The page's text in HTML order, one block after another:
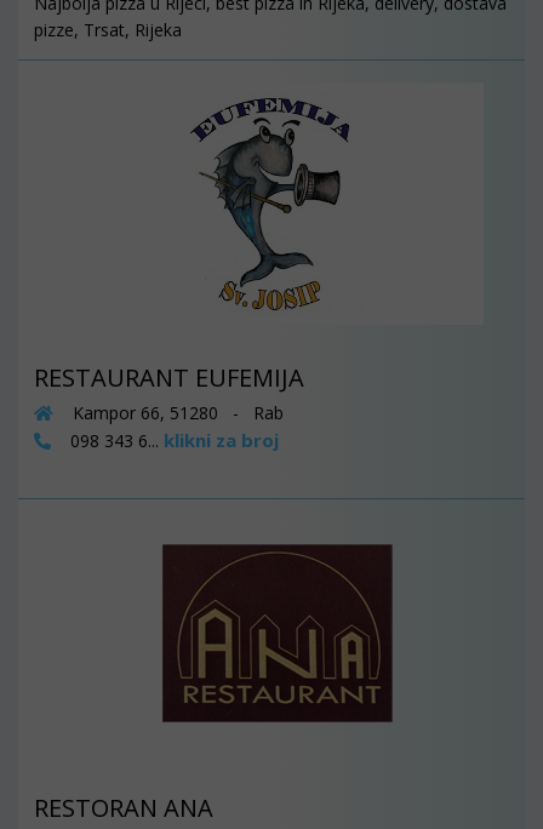
pizze, Trsat, Rijeka
RESTAURANT EUFEMIJA
Kampor 66, 51280 - Rab
098 343 6... klikni za broj
RESTORAN ANA